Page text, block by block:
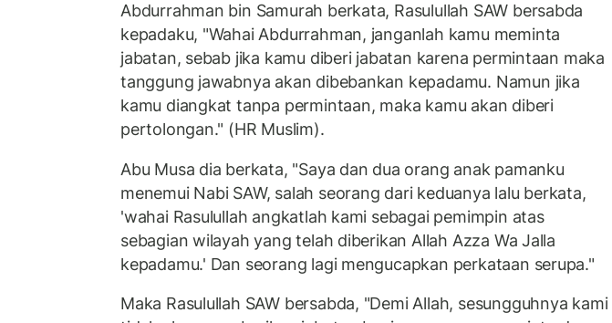
Abdurrahman bin Samurah berkata, Rasulullah SAW bersabda
kepadaku, "Wahai Abdurrahman, janganlah kamu meminta
jabatan, sebab jika kamu diberi jabatan karena permintaan maka
tanggung jawabnya akan dibebankan kepadamu. Namun jika
kamu diangkat tanpa permintaan, maka kamu akan diberi
pertolongan." (HR Muslim).
Abu Musa dia berkata, "Saya dan dua orang anak pamanku
menemui Nabi SAW, salah seorang dari keduanya lalu berkata,
'wahai Rasulullah angkatlah kami sebagai pemimpin atas
sebagian wilayah yang telah diberikan Allah Azza Wa Jalla
kepadamu.' Dan seorang lagi mengucapkan perkataan serupa."
Maka Rasulullah SAW bersabda, "Demi Allah, sesungguhnya kami